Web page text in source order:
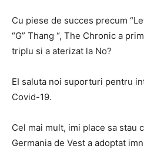
Cu piese de succes precum
“G” Thang “, The Chronic a
triplu si a aterizat la No?
EI saluta noi suporturi pentru
Covid-19.
Cel mai mult, imi place sa stau
Germania de Vest a adoptat